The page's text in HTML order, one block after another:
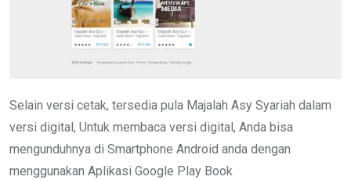
Selain versi cetak, tersedia pula Majalah Asy Syariah dalam
versi digital, Untuk membaca versi digital, Anda bisa
mengunduhnya di Smartphone Android anda dengan
menggunakan Aplikasi Google Play Book